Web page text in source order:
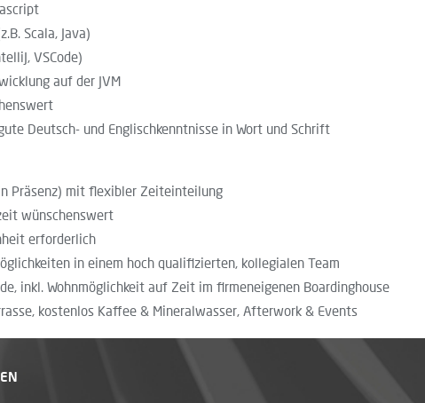
Scala, Java)
VSCode)
auf der JVM
Deutsch- und Englischkenntnisse in Wort und Schrift
Präsenz) mit flexibler Zeiteinteilung
wünschenswert
erforderlich
in einem hoch qualifizierten, kollegialen Team
inkl. Wohnmöglichkeit auf Zeit im firmeneigenen Boardinghouse
kostenlos Kaffee & Mineralwasser, Afterwork & Events